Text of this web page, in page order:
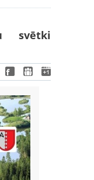
svētki